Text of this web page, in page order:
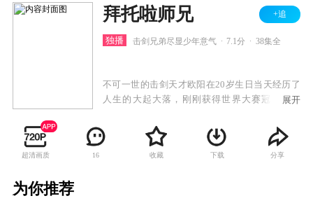
拜托啦师兄 +追
独播 击剑兄弟尽显少年意气 7.1分 38集全
不可一世的击剑天才欧阳在20岁生日当天经历了
人生的大起大落，刚刚获得世界大赛冠军的欧
迷。五年后，欧阳从沉睡中苏醒，发现父亲欧雄
离奇死亡，女友佳瑶和家业也已全都被好兄弟范
奇夺走。陷入谷底的欧阳一度一蹶不振。但对击
展开
超清画质 16 收藏 下载 分享
为你推荐